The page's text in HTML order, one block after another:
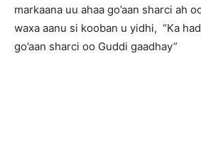
markaana uu ahaa go’aan sharci ah
waxa aanu si kooban u yidhi, “Ka
go’aan sharci oo Guddi gaadhay”